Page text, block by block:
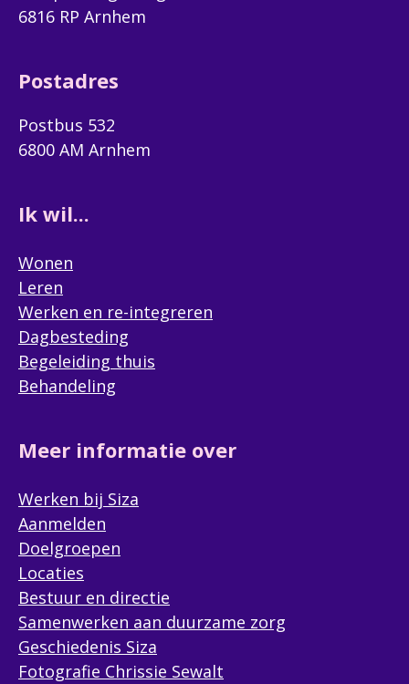
6816 RP Arnhem
Postadres
Postbus 532
6800 AM Arnhem
Ik wil...
Wonen
Leren
Werken en re-integreren
Dagbesteding
Begeleiding thuis
Behandeling
Meer informatie over
Werken bij Siza
Aanmelden
Doelgroepen
Locaties
Bestuur en directie
Samenwerken aan duurzame zorg
Geschiedenis Siza
Fotografie Chrissie Sewalt